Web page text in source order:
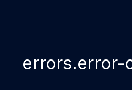
errors.error-